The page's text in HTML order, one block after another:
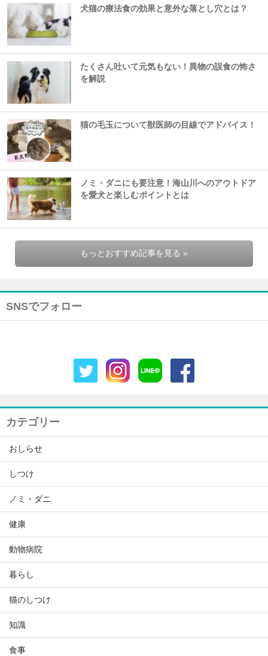
犬猫の療法食の効果と意外な落とし穴とは？
たくさん吐いて元気もない！異物の誤食の怖さ
を解説
猫の毛玉について獣医師の目線でアドバイス！
ノミ・ダニにも要注意！海山川へのアウトドア
を愛犬と楽しむポイントとは
もっとおすすめ記事を見る »
SNSでフォロー
カテゴリー
おしらせ
しつけ
ノミ・ダニ
健康
動物病院
暮らし
猫のしつけ
知識
食事